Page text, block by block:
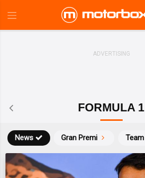
FORMULA 1
News Gran Premi Team